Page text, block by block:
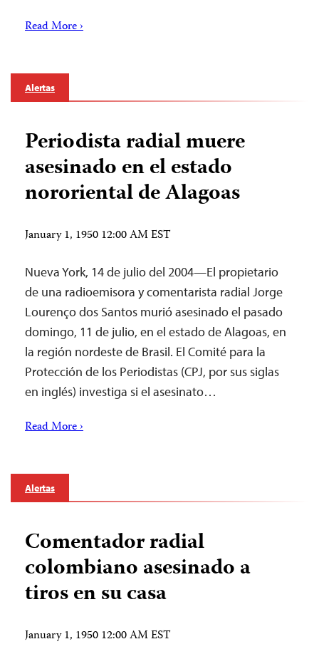
Read More ›
Alertas
Periodista radial muere
asesinado en el estado
nororiental de Alagoas
January 1, 1950 12:00 AM EST
Nueva York, 14 de julio del 2004—El propietario
de una radioemisora y comentarista radial Jorge
Lourenço dos Santos murió asesinado el pasado
domingo, 11 de julio, en el estado de Alagoas, en
la región nordeste de Brasil. El Comité para la
Protección de los Periodistas (CPJ, por sus siglas
en inglés) investiga si el asesinato…
Read More ›
Alertas
Comentador radial
colombiano asesinado a
tiros en su casa
January 1, 1950 12:00 AM EST